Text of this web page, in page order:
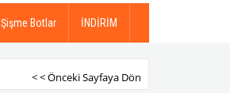
Şişme Botlar İNDİRİM
< < Önceki Sayfaya Dön